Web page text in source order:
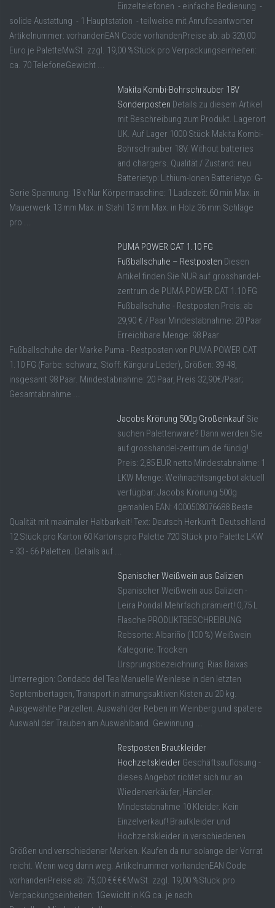
Einzeltelefonen - einfache Bedienung -
solide Austattung - 1 Hauptstation - teilweise mit Anrufbeantworter
Artikelnummer: vorhandenEAN Code vorhandenPreise ab: ab 320,00
Euro je PaletteMwSt. zzgl. 19,00 %Stück pro Verpackungseinheiten:
ca. 70 TelefoneGewicht ...
Makita Kombi-Bohrschrauber 18V
Sonderposten Details zu diesem Artikel
mit Beschreibung zum Produkt. Lagerort
UK. Auf Lager 1000 Stück Makita Kombi-
Bohrschrauber 18V. Without batteries
and chargers. Qualität / Zustand: neu
Batterietyp: Lithium-Ionen Batterietyp: G-
Serie Spannung: 18 v Nur Körpermaschine: 1 Ladezeit: 60 min Max. in
Mauerwerk 13 mm Max. in Stahl 13 mm Max. in Holz 36 mm Schläge
pro ...
PUMA POWER CAT 1.10 FG
Fußballschuhe – Restposten Diesen
Artikel finden Sie NUR auf grosshandel-
zentrum.de PUMA POWER CAT 1.10 FG
Fußballschuhe - Restposten Preis: ab
29,90 € / Paar Mindestabnahme: 20 Paar
Erreichbare Menge: 98 Paar
Fußballschuhe der Marke Puma - Restposten von PUMA POWER CAT
1.10 FG (Farbe: schwarz, Stoff: Känguru-Leder), Größen: 39-48,
insgesamt 98 Paar. Mindestabnahme: 20 Paar, Preis 32,90€/Paar;
Gesamtabnahme ...
Jacobs Krönung 500g Großeinkauf Sie
suchen Palettenware? Dann werden Sie
auf grosshandel-zentrum.de fündig!
Preis: 2,85 EUR netto Mindestabnahme: 1
LKW Menge: Weihnachtsangebot aktuell
verfügbar: Jacobs Krönung 500g
gemahlen EAN: 4000508076688 Beste
Qualität mit maximaler Haltbarkeit! Text: Deutsch Herkunft: Deutschland
12 Stück pro Karton 60 Kartons pro Palette 720 Stück pro Palette LKW
= 33 - 66 Paletten. Details auf ...
Spanischer Weißwein aus Galizien
Spanischer Weißwein aus Galizien -
Leira Pondal Mehrfach prämiert! 0,75 L
Flasche PRODUKTBESCHREIBUNG
Rebsorte: Albariño (100 %) Weißwein
Kategorie: Trocken
Ursprungsbezeichnung: Rias Baixas
Unterregion: Condado del Tea Manuelle Weinlese in den letzten
Septembertagen, Transport in atmungsaktiven Kisten zu 20 kg.
Ausgewählte Parzellen. Auswahl der Reben im Weinberg und spätere
Auswahl der Trauben am Auswahlband. Gewinnung ...
Restposten Brautkleider
Hochzeitskleider Geschäftsauflösung -
dieses Angebot richtet sich nur an
Wiederverkäufer, Händler.
Mindestabnahme 10 Kleider. Kein
Einzelverkauf! Brautkleider und
Hochzeitskleider in verschiedenen
Größen und verschiedener Marken. Kaufen da nur solange der Vorrat
reicht. Wenn weg dann weg. Artikelnummer vorhandenEAN Code
vorhandenPreise ab: 75,00 €€€€MwSt. zzgl. 19,00 %Stück pro
Verpackungseinheiten: 1Gewicht in KG ca. je nach